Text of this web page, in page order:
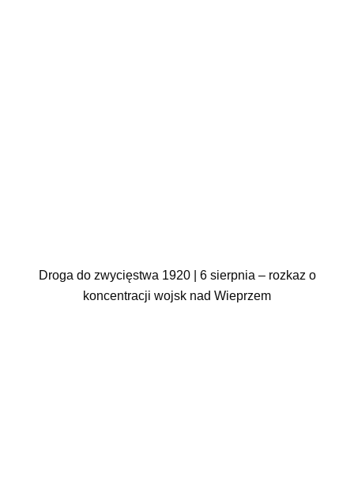
Droga do zwycięstwa 1920 | 6 sierpnia – rozkaz o
koncentracji wojsk nad Wieprzem